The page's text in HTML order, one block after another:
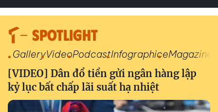
SPOTLIGHT
GalleryVideoPodcastInfographiceMagazine
[VIDEO] Dân đổ tiền gửi ngân hàng lập
kỷ lục bất chấp lãi suất hạ nhiệt